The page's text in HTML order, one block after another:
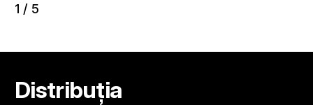
1 / 5
Distribuția